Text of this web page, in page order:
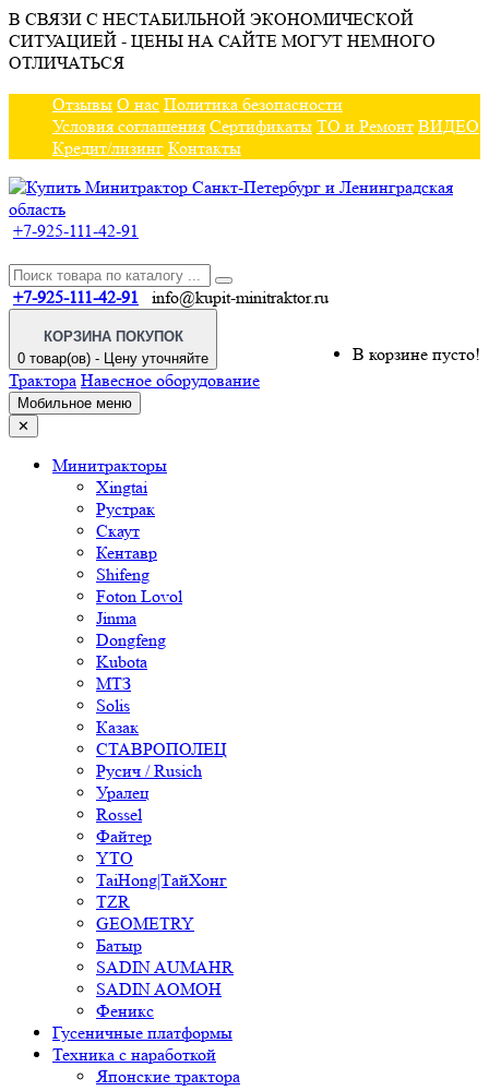
В СВЯЗИ С НЕСТАБИЛЬНОЙ ЭКОНОМИЧЕСКОЙ
СИТУАЦИЕЙ - ЦЕНЫ НА САЙТЕ МОГУТ НЕМНОГО
ОТЛИЧАТЬСЯ
Отзывы О нас Политика безопасности
Условия соглашения Сертификаты ТО и Ремонт ВИДЕО
Кредит/лизинг Контакты
+7-925-111-42-91
+7-925-111-42-91 info@kupit-minitraktor.ru
КОРЗИНА ПОКУПОК
0 товар(ов) - Цену уточняйте
В корзине пусто!
Трактора Навесное оборудование
Мобильное меню
✕
Минитракторы
Xingtai
Рустрак
Скаут
Кентавр
Shifeng
Foton Lovol
Jinma
Dongfeng
Kubota
МТЗ
Solis
Казак
СТАВРОПОЛЕЦ
Русич / Rusich
Уралец
Rossel
Файтер
YTO
TaiHong|ТайХонг
TZR
GEOMETRY
Батыр
SADIN AUMAHR
SADIN AOMOH
Феникс
Гусеничные платформы
Техника с наработкой
Японские трактора